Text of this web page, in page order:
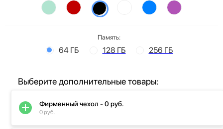
Память:
64 ГБ 128 ГБ 256 ГБ
Выберите дополнительные товары:
Фирменный чехол - 0 руб.
0 руб.